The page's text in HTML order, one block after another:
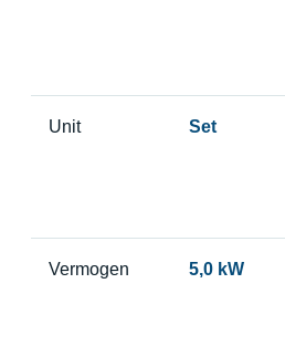
Unit Set
Vermogen 5,0 kW